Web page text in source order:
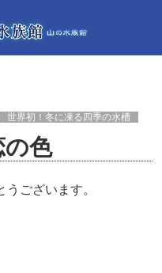
世界初！冬に凍る四季の水槽
色
ございます。